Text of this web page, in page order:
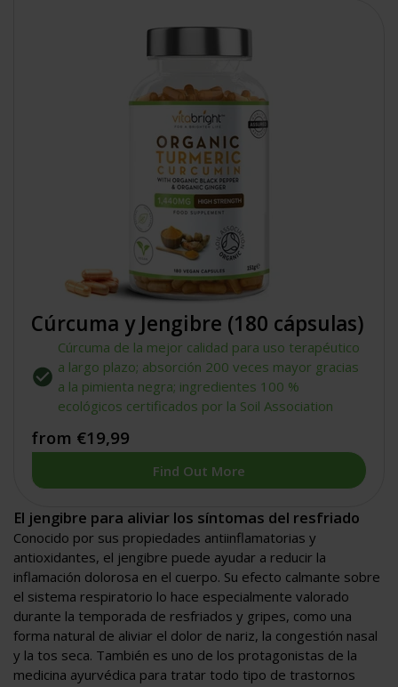
Cúrcuma y Jengibre (180 cápsulas)
Cúrcuma de la mejor calidad para uso terapéutico
a largo plazo; absorción 200 veces mayor gracias
a la pimienta negra; ingredientes 100 %
ecológicos certificados por la Soil Association
from €19,99
Find Out More
El jengibre para aliviar los síntomas del resfriado
Conocido por sus propiedades antiinflamatorias y
antioxidantes, el jengibre puede ayudar a reducir la
inflamación dolorosa en el cuerpo. Su efecto calmante sobre
el sistema respiratorio lo hace especialmente valorado
durante la temporada de resfriados y gripes, como una
forma natural de aliviar el dolor de nariz, la congestión nasal
y la tos seca. También es uno de los protagonistas de la
medicina ayurvédica para tratar todo tipo de trastornos